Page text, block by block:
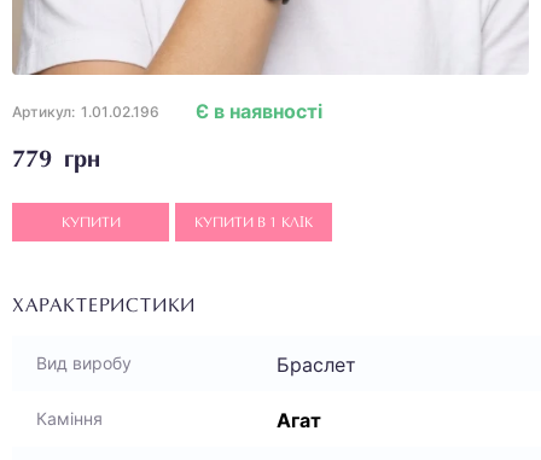
Артикул: 1.01.02.196
779 грн
Є в наявності
КУПИТИ КУПИТИ В 1 КЛІК
ХАРАКТЕРИСТИКИ
Вид виробу Браслет
Каміння Агат